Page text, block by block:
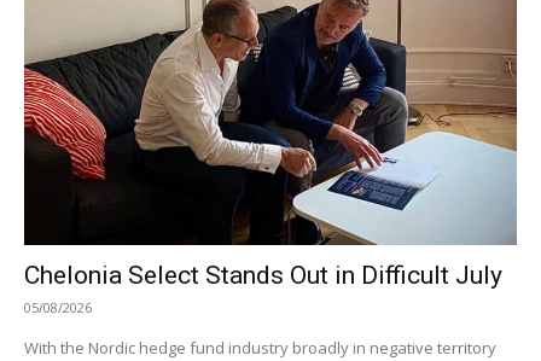
Chelonia Select Stands Out in Difficult July
05/08/2026
With the Nordic hedge fund industry broadly in negative territory